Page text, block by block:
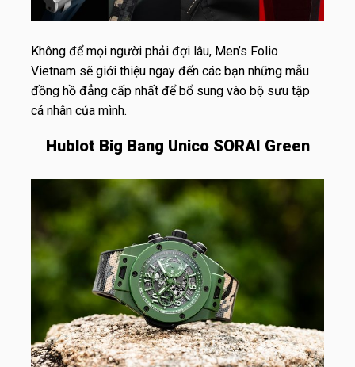
Không để mọi người phải đợi lâu, Men’s Folio
Vietnam sẽ giới thiệu ngay đến các bạn những mẫu
đồng hồ đẳng cấp nhất để bổ sung vào bộ sưu tập
cá nhân của mình.
Hublot Big Bang Unico SORAI Green